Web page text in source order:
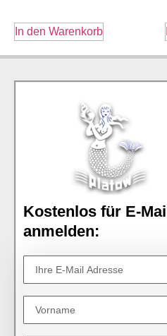
In den Warenkorb
Kostenlos für E-
anmelden: